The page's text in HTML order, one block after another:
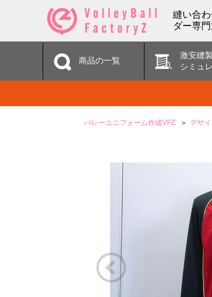
縫い合
ダー専
商品の一覧
激安縫
シミュ
バレーユニフォーム作成VFZ デザ